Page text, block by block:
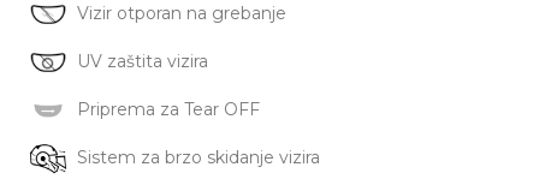
Vizir otporan na grebanje
UV zaštita vizira
Priprema za Tear OFF
Sistem za brzo skidanje vizira